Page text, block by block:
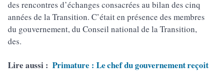
des rencontres d’échanges consacrées au bilan des cinq
années de la Transition. C’était en présence des membres
du gouvernement, du Conseil national de la Transition,
des.
Lire aussi : Primature : Le chef du gouvernement reçoit